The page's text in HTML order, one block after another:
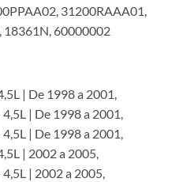
31200RAAA01,
18361N, 60000002
| De 1998 a 2001,
| De 1998 a 2001,
| De 1998 a 2001,
| 2002 a 2005,
| 2002 a 2005,